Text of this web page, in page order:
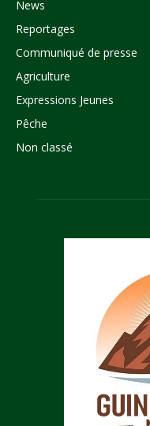
News
Reportages
Communiqué de presse
Agriculture
Expressions Jeunes
Pêche
Non classé